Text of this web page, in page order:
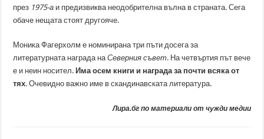
през 1975-а и предизвиква неодобрителна вълна в страната. Сега
обаче нещата стоят другояче.
Моника Фагерхолм е номинирана три пъти досега за
литературната награда наСеверния съвет. На четвъртия път вече
е и неин носител. Има осем книги и награда за почти всяка от
тях. Очевидно важно име в скандинавската литература.
Лира.бг по материали от чужди медии